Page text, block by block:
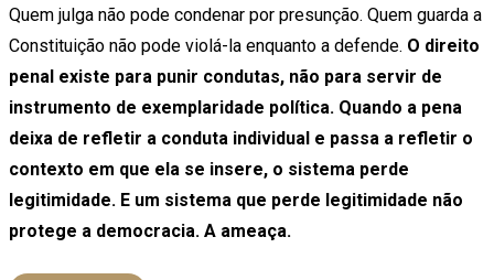
Quem julga não pode condenar por presunção. Quem guarda a
Constituição não pode violá-la enquanto a defende. O direito
penal existe para punir condutas, não para servir de
instrumento de exemplaridade política. Quando a pena
deixa de refletir a conduta individual e passa a refletir o
contexto em que ela se insere, o sistema perde
legitimidade. E um sistema que perde legitimidade não
protege a democracia. A ameaça.